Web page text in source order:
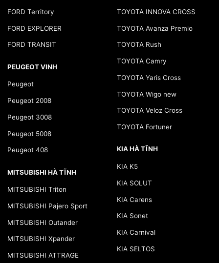
FORD Territory
FORD EXPLORER
FORD TRANSIT
PEUGEOT VINH
Peugeot
Peugeot 2008
Peugeot 3008
Peugeot 5008
Peugeot 408
MITSUBISHI HÀ TĨNH
MITSUBISHI Triton
MITSUBISHI Pajero Sport
MITSUBISHI Outander
MITSUBISHI Xpander
MITSUBISHI ATTRAGE
TOYOTA INNOVA CROSS
TOYOTA Avanza Premio
TOYOTA Rush
TOYOTA Camry
TOYOTA Yaris Cross
TOYOTA Wigo new
TOYOTA Veloz Cross
TOYOTA Fortuner
KIA HÀ TĨNH
KIA K5
KIA SOLUT
KIA Carens
KIA Sonet
KIA Carnival
KIA SELTOS